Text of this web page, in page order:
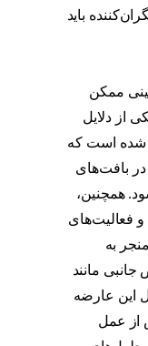
باید
ممکن
از دلایل
شده است که
در بافت‌های
همچنین،
فعالیت‌های
به
مانند
این عارضه
از عمل